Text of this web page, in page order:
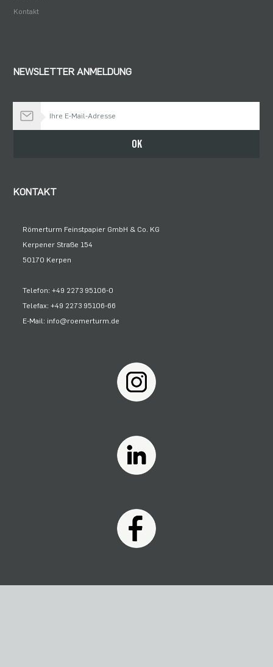
Kontakt
NEWSLETTER ANMELDUNG
OK
KONTAKT
Römerturm Feinstpapier GmbH & Co. KG
Kerpener Straße 154
50170 Kerpen
Telefon: +49 2273 95106-0
Telefax: +49 2273 95106-66
E-Mail: info@roemerturm.de